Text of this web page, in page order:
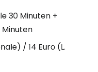
30 Minuten +
Minuten
/ 14 Euro (L.